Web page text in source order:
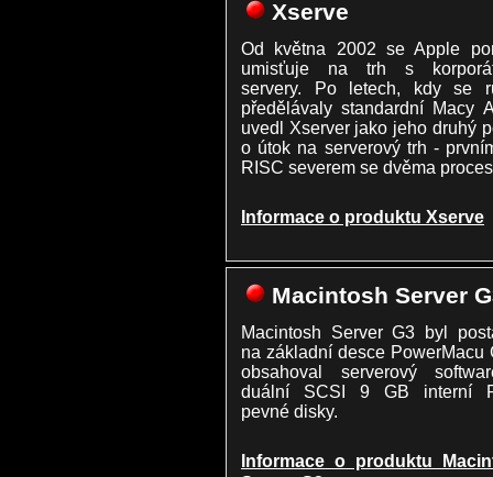
Xserve
Od května 2002 se Apple
umisťuje na trh s
servery. Po letech, kdy se
předělávaly standardní Macy
uvedl Xserver jako jeho druhý
o útok na serverový trh -
RISC severem se dvěma
Informace o produktu Xserve
Macintosh Server
Macintosh Server G3 byl
na základní desce PowerMacu
obsahoval serverový
duální SCSI 9 GB interní
pevné disky.
Informace o produktu